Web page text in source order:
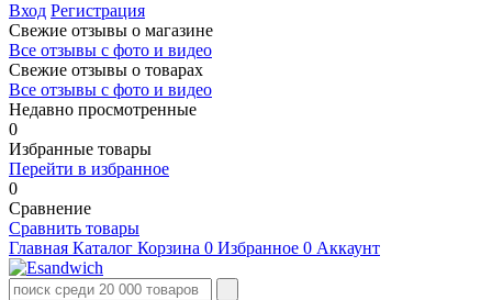
Вход Регистрация
Свежие отзывы о магазине
Все отзывы с фото и видео
Свежие отзывы о товарах
Все отзывы c фото и видео
Недавно просмотренные
0
Избранные товары
Перейти в избранное
0
Сравнение
Сравнить товары
Главная Каталог Корзина 0 Избранное 0 Аккаунт